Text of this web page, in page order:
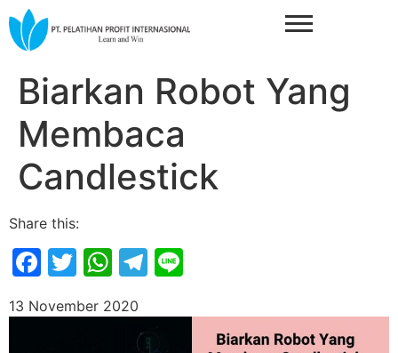
Biarkan Robot Yang
Membaca
Candlestick
Share this:
Facebook
Twitter
WhatsApp
Telegram
13 November 2020